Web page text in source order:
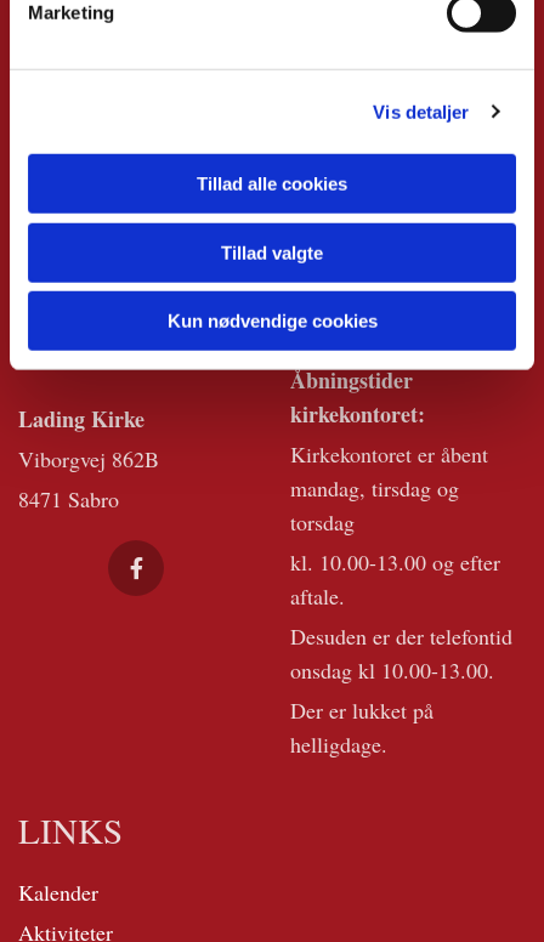
Marketing
Vis detaljer
Tillad alle cookies
Tillad valgte
Kun nødvendige cookies
Gl. Hammelvej 34A
Lading Kirke
Viborgvej 862B
8471 Sabro
KIRKEKONTO
RET
Vestergade 5 (Tinghuset)
8450 Hammel
Tlf:86 96 93 52
Email:
hammel.sogn@km.dk
Åbningstider
kirkekontoret:
Kirkekontoret er åbent
mandag, tirsdag og
torsdag
kl. 10.00-13.00 og efter
aftale.
Desuden er der telefontid
onsdag kl 10.00-13.00.
Der er lukket på
helligdage.
LINKS
Kalender
Aktiviteter